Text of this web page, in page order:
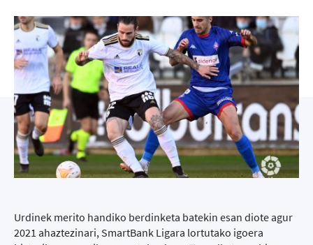
Urdinek merito handiko berdinketa batekin esan diote agur
2021 ahaztezinari, SmartBank Ligara lortutako igoera